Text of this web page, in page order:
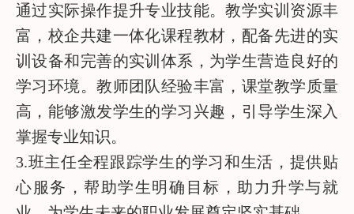
通过实际操作提升专业技能。教学实训资源丰
富，校企共建一体化课程教材，配备先进的实
训设备和完善的实训体系，为学生营造良好的
学习环境。教师团队经验丰富，课堂教学质量
高，能够激发学生的学习兴趣，引导学生深入
掌握专业知识。
3.班主任全程跟踪学生的学习和生活，提供贴
心服务，帮助学生明确目标，助力升学与就